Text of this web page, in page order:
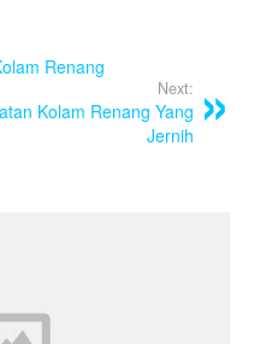
Renang
Next:
Kolam Renang Yang
Jernih